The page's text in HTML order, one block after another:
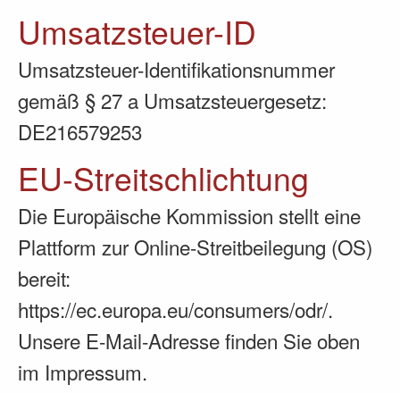
Umsatzsteuer-ID
Umsatzsteuer-Identifikationsnummer
gemäß § 27 a Umsatzsteuergesetz:
DE216579253
EU-Streitschlichtung
Die Europäische Kommission stellt eine
Plattform zur Online-Streitbeilegung (OS)
bereit:
https://ec.europa.eu/consumers/odr/.
Unsere E-Mail-Adresse finden Sie oben
im Impressum.